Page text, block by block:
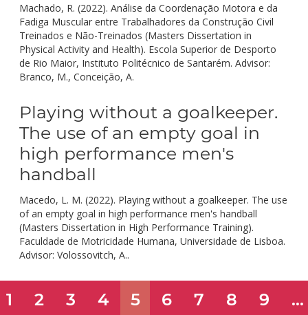
Machado, R. (2022). Análise da Coordenação Motora e da
Fadiga Muscular entre Trabalhadores da Construção Civil
Treinados e Não-Treinados (Masters Dissertation in
Physical Activity and Health). Escola Superior de Desporto
de Rio Maior, Instituto Politécnico de Santarém. Advisor:
Branco, M., Conceição, A.
Playing without a goalkeeper.
The use of an empty goal in
high performance men's
handball
Macedo, L. M. (2022). Playing without a goalkeeper. The use
of an empty goal in high performance men's handball
(Masters Dissertation in High Performance Training).
Faculdade de Motricidade Humana, Universidade de Lisboa.
Advisor: Volossovitch, A..
1 2 3 4 5 6 7 8 9 ...